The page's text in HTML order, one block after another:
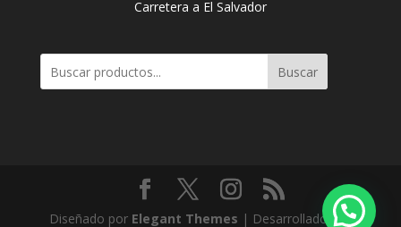
Carretera a El Salvador
Buscar
Diseñado por Elegant Themes | Desarrollado por